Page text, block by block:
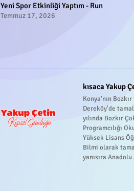
Yeni Spor Etkinliği Yaptım - Run
Temmuz 17, 2026
kısaca Yakup
Konya'nın
Dereköy'de
yılında Bozkır
Programcılığı
Yüksek Lisans
Bilmi olarak
yanısıra